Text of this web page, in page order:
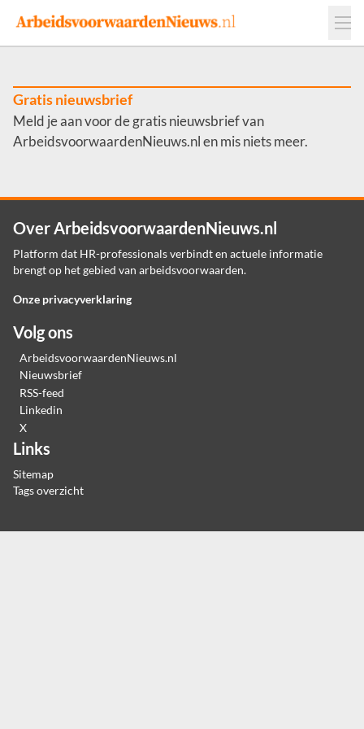
Events
Adverteren
Werkgevers
Contact
Gratis nieuwsbrief
Meld je aan voor de gratis nieuwsbrief van
ArbeidsvoorwaardenNieuws.nl en mis niets meer.
Over ArbeidsvoorwaardenNieuws.nl
Platform dat HR-professionals verbindt en actuele informatie
brengt op het gebied van arbeidsvoorwaarden.
Onze privacyverklaring
Volg ons
ArbeidsvoorwaardenNieuws.nl
Nieuwsbrief
RSS-feed
Linkedin
X
Links
Sitemap
Tags overzicht